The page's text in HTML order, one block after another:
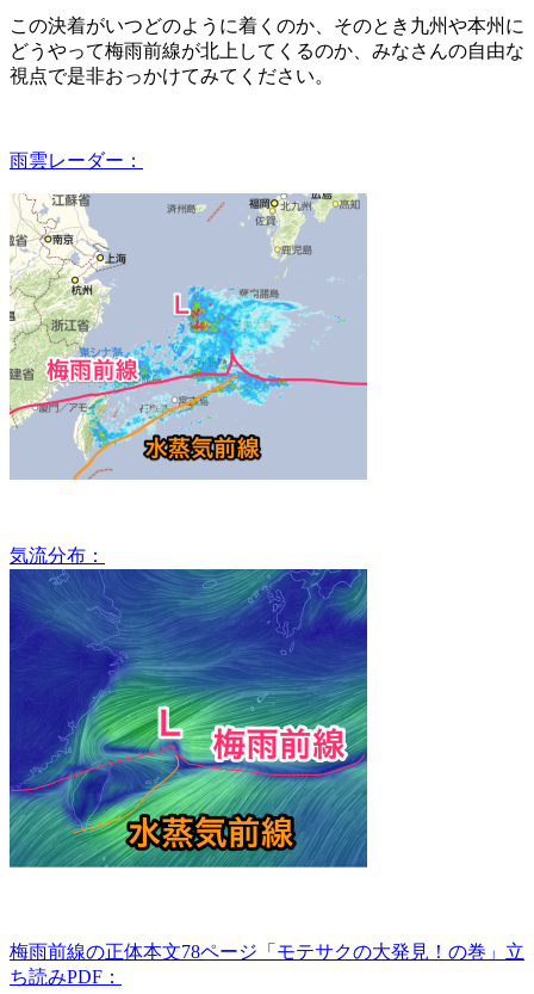
この決着がいつどのように着くのか、そのとき九州や本州に
どうやって梅雨前線が北上してくるのか、みなさんの自由な
視点で是非おっかけてみてください。
雨雲レーダー：
気流分布：
梅雨前線の正体本文78ページ「モテサクの大発見！の巻」立
ち読みPDF：